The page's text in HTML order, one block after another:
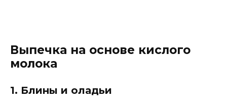
Выпечка на основе кислого
молока
1. Блины и оладьи